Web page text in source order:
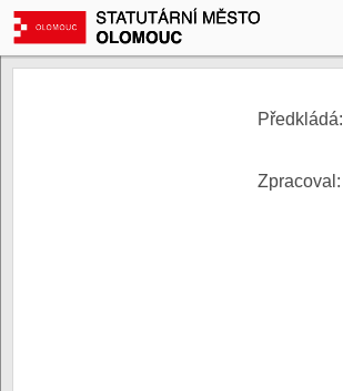
Předkládá:
Zpracoval: